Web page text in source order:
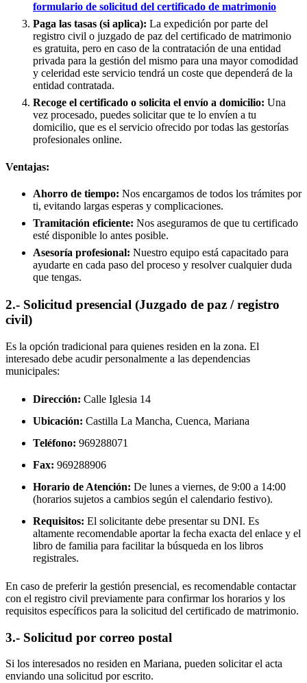
formulario de solicitud del certificado de matrimonio
Paga las tasas (si aplica): La expedición por parte del
registro civil o juzgado de paz del certificado de matrimonio
es gratuita, pero en caso de la contratación de una entidad
privada para la gestión del mismo para una mayor comodidad
y celeridad este servicio tendrá un coste que dependerá de la
entidad contratada.
Recoge el certificado o solicita el envío a domicilio: Una
vez procesado, puedes solicitar que te lo envíen a tu
domicilio, que es el servicio ofrecido por todas las gestorías
profesionales online.
Ventajas:
Ahorro de tiempo: Nos encargamos de todos los trámites por
ti, evitando largas esperas y complicaciones.
Tramitación eficiente: Nos aseguramos de que tu certificado
esté disponible lo antes posible.
Asesoría profesional: Nuestro equipo está capacitado para
ayudarte en cada paso del proceso y resolver cualquier duda
que tengas.
2.- Solicitud presencial (Juzgado de paz / registro
civil)
Es la opción tradicional para quienes residen en la zona. El
interesado debe acudir personalmente a las dependencias
municipales:
Dirección: Calle Iglesia 14
Ubicación: Castilla La Mancha, Cuenca, Mariana
Teléfono: 969288071
Fax: 969288906
Horario de Atención: De lunes a viernes, de 9:00 a 14:00
(horarios sujetos a cambios según el calendario festivo).
Requisitos: El solicitante debe presentar su DNI. Es
altamente recomendable aportar la fecha exacta del enlace y el
libro de familia para facilitar la búsqueda en los libros
registrales.
En caso de preferir la gestión presencial, es recomendable contactar
con el registro civil previamente para confirmar los horarios y los
requisitos específicos para la solicitud del certificado de matrimonio.
3.- Solicitud por correo postal
Si los interesados no residen en Mariana, pueden solicitar el acta
enviando una solicitud por escrito.